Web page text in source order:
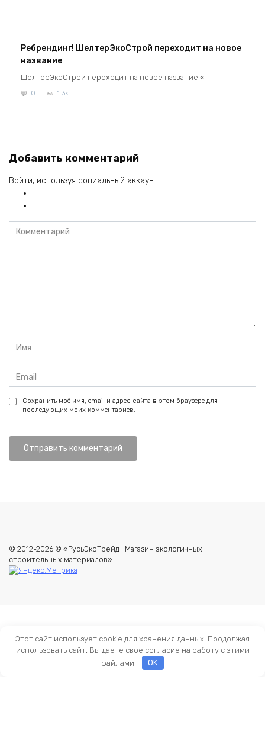
Ребрендинг! ШелтерЭкоСтрой переходит на новое
название
ШелтерЭкоСтрой переходит на новое название «
0 1.3k.
Добавить комментарий
Войти, используя социальный аккаунт
Комментарий
Имя
*
Email
*
Сохранить моё имя, email и адрес сайта в этом браузере для
последующих моих комментариев.
© 2012-2026 © «РусьЭкоТрейд | Магазин экологичных
строительных материалов»
Этот сайт использует cookie для хранения данных. Продолжая
использовать сайт, Вы даете свое согласие на работу с этими
файлами.
OK